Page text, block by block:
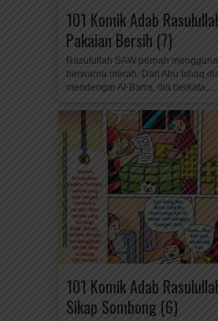
101 Komik Adab
Pakaian Bersih (7)
Rasulullah SAW pernah
berwarna merah. Dari Abu Ishaq
mendengar Al-Barra, dia berkata,...
101 Komik Adab
Sikap Sombong (6)